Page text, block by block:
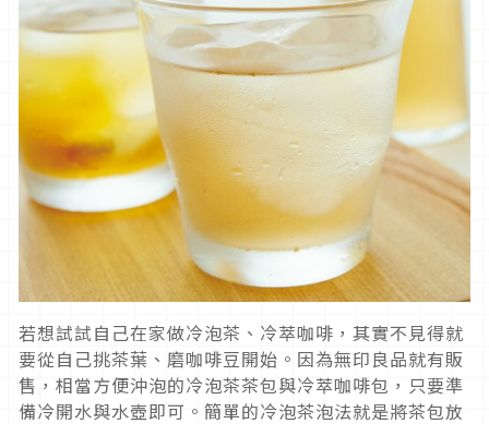
若想試試自己在家做冷泡茶、冷萃咖啡，其實不見得就
要從自己挑茶葉、磨咖啡豆開始。因為無印良品就有販
售，相當方便沖泡的冷泡茶茶包與冷萃咖啡包，只要準
備冷開水與水壺即可。簡單的冷泡茶泡法就是將茶包放